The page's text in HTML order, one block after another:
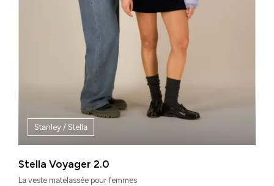
Stanley / Stella
Stella Voyager 2.0
La veste matelassée pour femmes